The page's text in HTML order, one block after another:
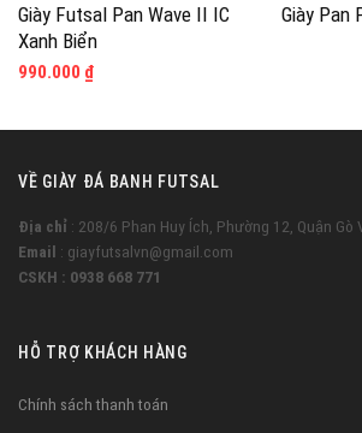
Giày Futsal Pan Wave II IC
Xanh Biển
990.000 ₫
Giày Pan
VỀ GIÀY ĐÁ BANH FUTSAL
Địa chỉ : 208/6 Phan Huy Ích, Phường 12, Quận Gò
Email : giayfutsalvn@gmail.com
CSKH : 0938 668 771
HỖ TRỢ KHÁCH HÀNG
Chính sách thanh toán